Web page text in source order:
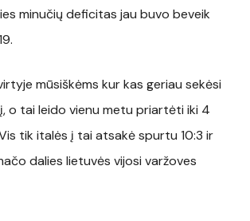
minučių deficitas jau buvo beveik
mūsiškėms kur kas geriau sekėsi
o tai leido vienu metu priartėti iki 4
tik italės į tai atsakė spurtu 10:3 ir
dalies lietuvės vijosi varžoves